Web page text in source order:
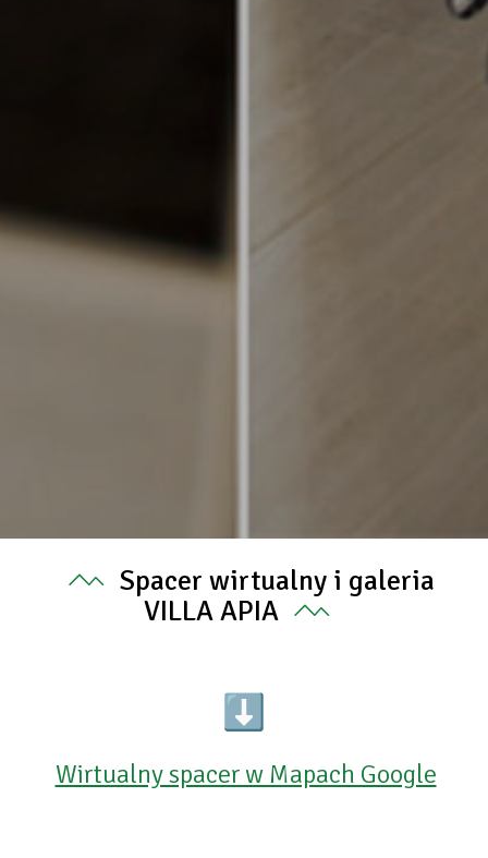
Spacer wirtualny i galeria
VILLA APIA
⬇
Wirtualny spacer w Mapach Google